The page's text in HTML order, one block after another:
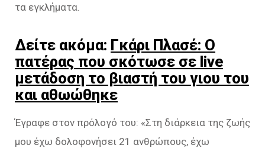
τα εγκλήματα.
Δείτε ακόμα: Γκάρι Πλασέ: Ο
πατέρας που σκότωσε σε live
μετάδοση το βιαστή του γιου του
και αθωώθηκε
Έγραφε στον πρόλογό του: «Στη διάρκεια της ζωής
μου έχω δολοφονήσει 21 ανθρώπους, έχω